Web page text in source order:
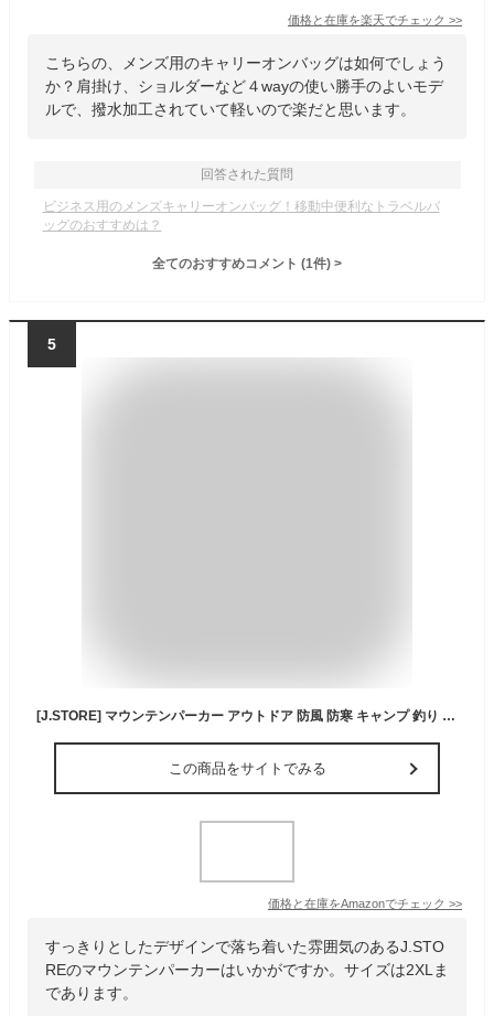
価格と在庫を楽天でチェック >>
こちらの、メンズ用のキャリーオンバッグは如何でしょう
か？肩掛け、ショルダーなど４wayの使い勝手のよいモデ
ルで、撥水加工されていて軽いので楽だと思います。
回答された質問
ビジネス用のメンズキャリーオンバッグ！移動中便利なトラベルバ
ッグのおすすめは？
全てのおすすめコメント (1件) >
5
[J.STORE] マウンテンパーカー アウトドア 防風 防寒 キャンプ 釣り ジャンパー アウター パーカー メンズ 4A-J07 BKL
この商品をサイトでみる
価格と在庫をAmazonでチェック >>
すっきりとしたデザインで落ち着いた雰囲気のあるJ.STO
REのマウンテンパーカーはいかがですか。サイズは2XLま
であります。